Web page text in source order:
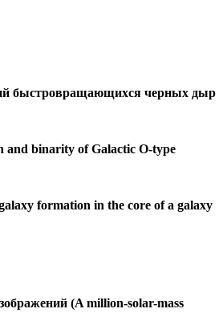
быстровращающихся черных дыр
and binarity of Galactic O-type
formation in the core of a galaxy
(A million-solar-mass